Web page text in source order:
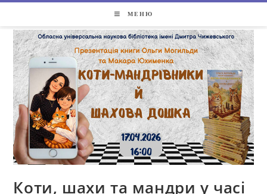
МЕНЮ
Коти, шахи та мандри у часі